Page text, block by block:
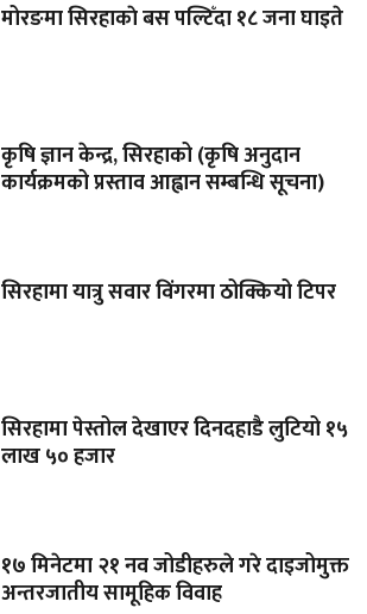
मोरङमा सिरहाकाे बस पल्टिँदा १८ जना घाइते
कृषि ज्ञान केन्द्र, सिरहाको (कृषि अनुदान
कार्यक्रमको प्रस्ताव आह्वान सम्बन्धि सूचना)
सिरहामा यात्रु सवार विंगरमा ठोक्कियो टिपर
सिरहामा पेस्तोल देखाएर दिनदहाडै लुटियो १५
लाख ५० हजार
१७ मिनेटमा २१ नव जोडीहरुले गरे दाइजोमुक्त
अन्तरजातीय सामूहिक विवाह